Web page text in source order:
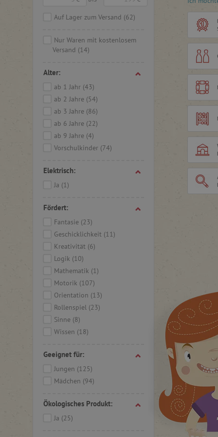
Auf Lager zum Versand (62)
Nur Waren mit kostenlosem
Versand (14)
Alter:
ab 1 Jahr (43)
ab 2 Jahre (54)
ab 3 Jahre (86)
ab 6 Jahre (22)
ab 9 Jahre (4)
Vorschulkinder (74)
Elektrisch:
Ja (1)
Fördert:
Fantasie (23)
Geschicklichkeit (11)
Kreativität (6)
Logik (10)
Mathematik (1)
Motorik (107)
Orientation (13)
Rollenspiel (23)
Sinne (8)
Wissen (18)
Geeignet für:
Jungen (125)
Mädchen (94)
Ökologisches Produkt:
Ja (25)
Qualität
hinaus
zum
Welt,
Unser
Logik
Marke
Hape-
Design
Hape.
von
Welt.
sein
der
HAPE-
allem